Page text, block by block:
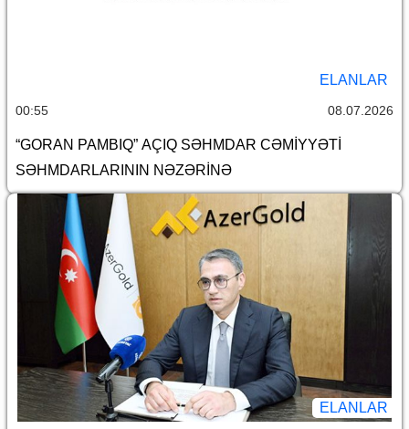
ELANLAR
00:55 08.07.2026
“GORAN PAMBIQ” AÇIQ SƏHMDAR CƏMİYYƏTİ
SƏHMDARLARININ NƏZƏRİNƏ
ELANLAR